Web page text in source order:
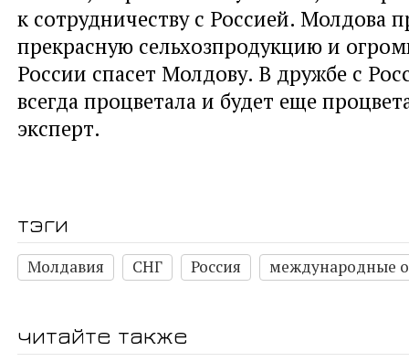
к сотрудничеству с Россией. Молдова
прекрасную сельхозпродукцию и
России спасет Молдову. В дружбе с
всегда процветала и будет еще
эксперт.
тэги
Молдавия СНГ Россия международные
читайте также